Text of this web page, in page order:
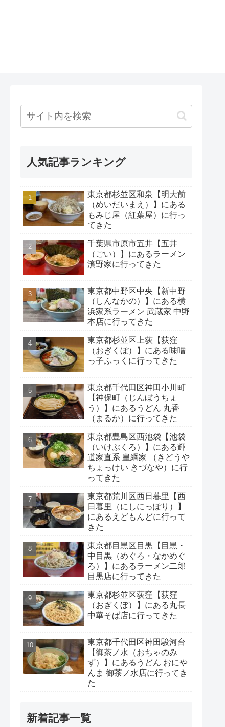
人気記事ランキング
東京都杉並区和泉【明大前
（めいだいまえ）】にある
もみじ屋（紅葉屋）に行っ
てきた
千葉県市原市五井【五井
（ごい）】にあるラーメン
濱野家に行ってきた
東京都中野区中央【新中野
（しんなかの）】にある横
浜家系ラーメン 武蔵家 中野
本店に行ってきた
東京都杉並区上荻【荻窪
（おぎくぼ）】にある味噌
っ子ふっくに行ってきた
東京都千代田区神田小川町
【神保町（じんぼうちょ
う）】にあるうどん 丸香
（まるか）に行ってきた
東京都豊島区西池袋【池袋
（いけぶくろ）】にある輝
道家直系 皇綱家 （きどうや
ちょっけい きづなや）に行
ってきた
東京都荒川区西日暮里【西
日暮里（にしにっぽり）】
にあるえどもんどに行って
きた
東京都目黒区目黒【目黒・
中目黒（めぐろ・なかめぐ
ろ）】にあるラーメン二郎
目黒店に行ってきた
東京都杉並区荻窪【荻窪
（おぎくぼ）】にある丸長
中華そば店に行ってきた
東京都千代田区神田駿河台
【御茶ノ水（おちゃのみ
ず）】にあるうどん おにや
んま 御茶ノ水店に行ってき
た
新着記事一覧